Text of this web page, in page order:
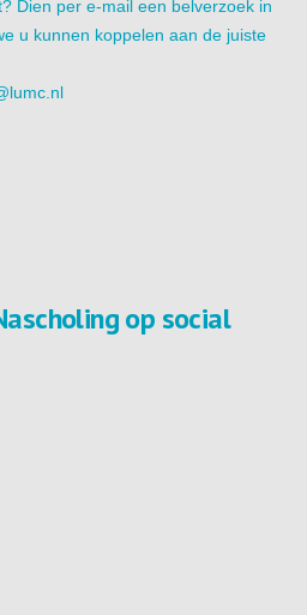
Dien per e-mail een belverzoek in
u kunnen koppelen aan de juiste
op social